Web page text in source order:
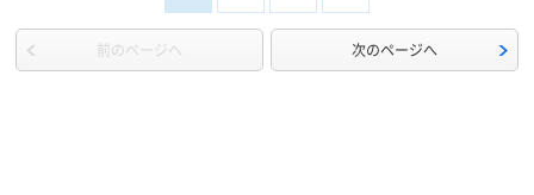
前のページへ 次のページへ